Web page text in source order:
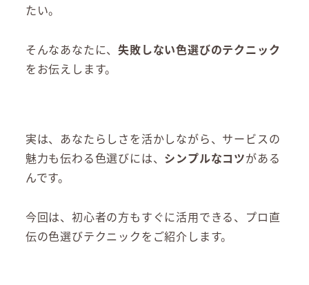
たい。
そんなあなたに、失敗しない色選びのテクニック
をお伝えします。
実は、あなたらしさを活かしながら、サービスの
魅力も伝わる色選びには、 シンプルなコツがある
んです。
今回は、初心者の方もすぐに活用できる、プロ直
伝の色選びテクニックをご紹介します。